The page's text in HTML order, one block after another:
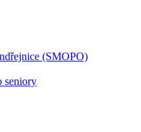
(SMOPO)
seniory